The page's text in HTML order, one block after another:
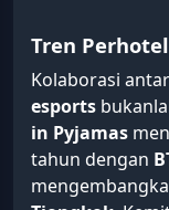
Tren
Kolaborasi
esports
in Pyjamas
tahun dengan